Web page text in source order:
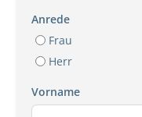
Anrede
Frau
Herr
Vorname